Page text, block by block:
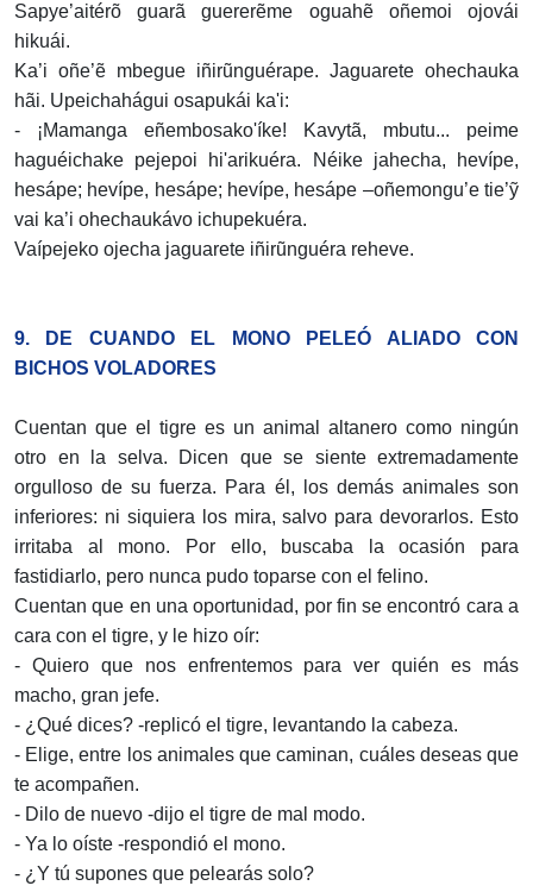
Sapye’aitérõ guarã guererẽme oguahẽ oñemoi ojovái
hikuái.
Ka’i oñe’ẽ mbegue iñirũnguérape. Jaguarete ohechauka
hãi. Upeichahágui osapukái ka'i:
- ¡Mamanga eñembosako'íke! Kavytã, mbutu... peime
haguéichake pejepoi hi'arikuéra. Néike jahecha, hevípe,
hesápe; hevípe, hesápe; hevípe, hesápe –oñemongu’e tie’ỹ
vai ka’i ohechaukávo ichupekuéra.
Vaípejeko ojecha jaguarete iñirũnguéra reheve.
9. DE CUANDO EL MONO PELEÓ ALIADO CON
BICHOS VOLADORES
Cuentan que el tigre es un animal altanero como ningún
otro en la selva. Dicen que se siente extremadamente
orgulloso de su fuerza. Para él, los demás animales son
inferiores: ni siquiera los mira, salvo para devorarlos. Esto
irritaba al mono. Por ello, buscaba la ocasión para
fastidiarlo, pero nunca pudo toparse con el felino.
Cuentan que en una oportunidad, por fin se encontró cara a
cara con el tigre, y le hizo oír:
- Quiero que nos enfrentemos para ver quién es más
macho, gran jefe.
- ¿Qué dices? -replicó el tigre, levantando la cabeza.
- Elige, entre los animales que caminan, cuáles deseas que
te acompañen.
- Dilo de nuevo -dijo el tigre de mal modo.
- Ya lo oíste -respondió el mono.
- ¿Y tú supones que pelearás solo?